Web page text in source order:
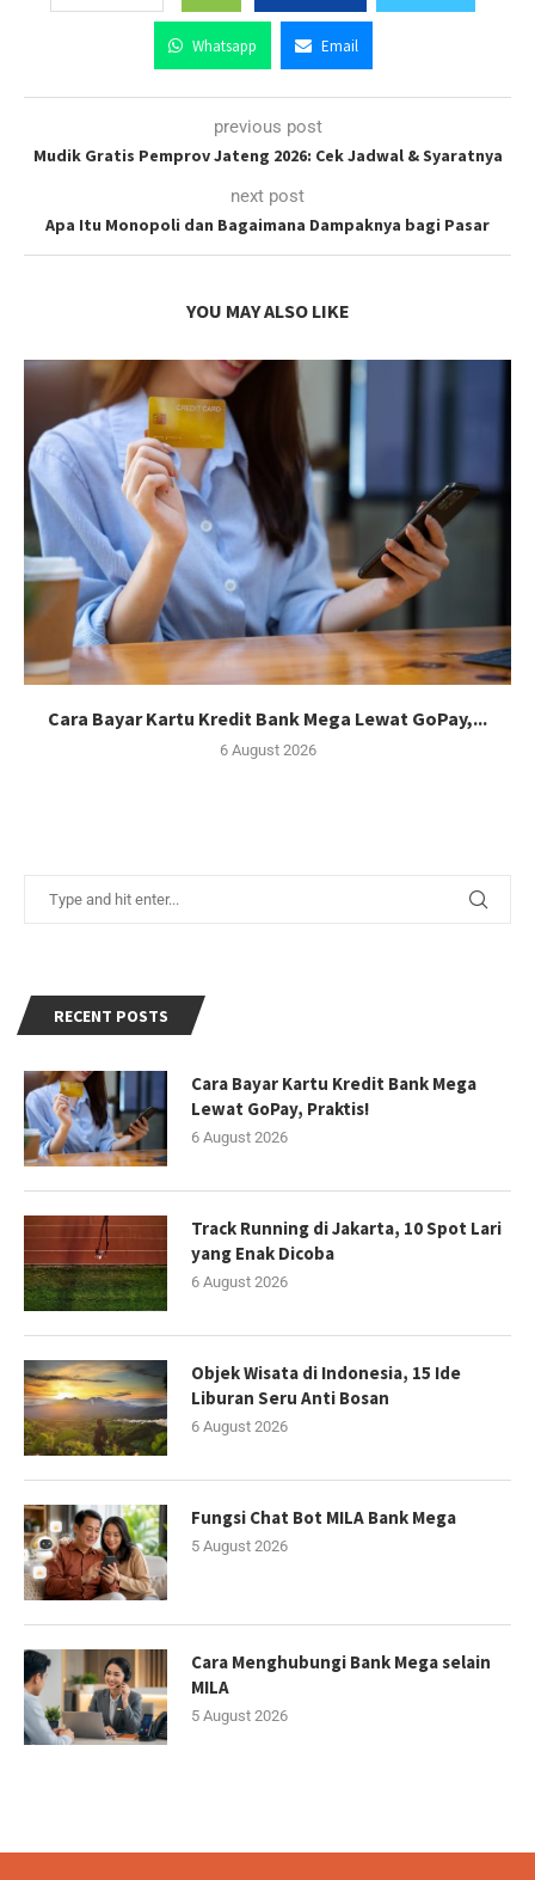
Whatsapp Email
previous post
Mudik Gratis Pemprov Jateng 2026: Cek Jadwal & Syaratnya
next post
Apa Itu Monopoli dan Bagaimana Dampaknya bagi Pasar
YOU MAY ALSO LIKE
Cara Bayar Kartu Kredit Bank Mega Lewat GoPay,...
6 August 2026
RECENT POSTS
Cara Bayar Kartu Kredit Bank Mega
Lewat GoPay, Praktis!
6 August 2026
Track Running di Jakarta, 10 Spot Lari
yang Enak Dicoba
6 August 2026
Objek Wisata di Indonesia, 15 Ide
Liburan Seru Anti Bosan
6 August 2026
Fungsi Chat Bot MILA Bank Mega
5 August 2026
Cara Menghubungi Bank Mega selain
MILA
5 August 2026